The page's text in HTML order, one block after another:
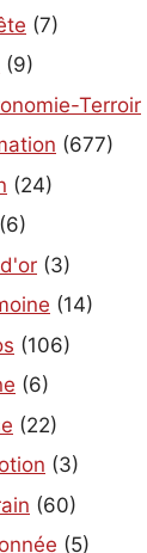
(7)
(9)
Terroir
(677)
(24)
(6)
(3)
(14)
(106)
(6)
(22)
(3)
(60)
(5)